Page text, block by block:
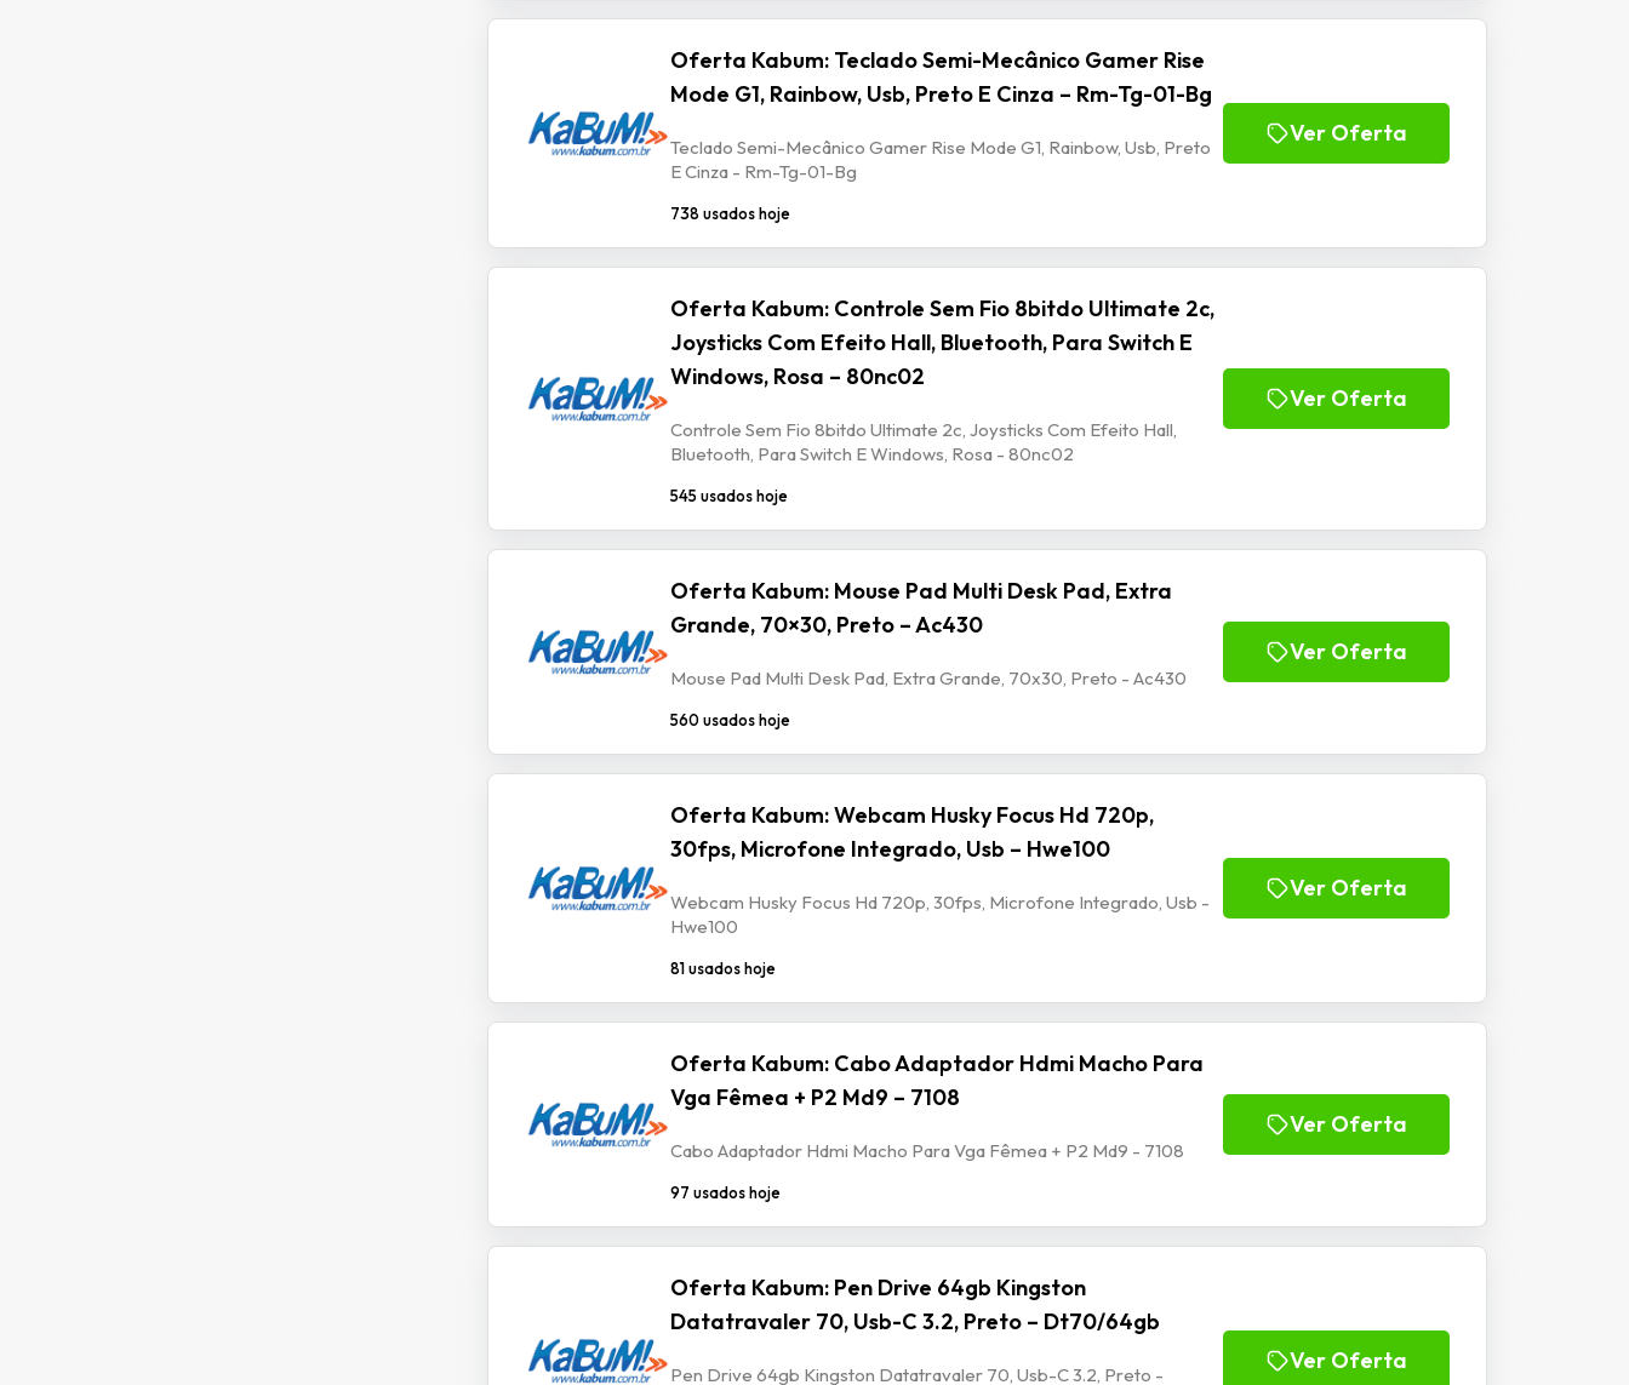
Oferta Kabum: Teclado Semi-Mecânico Gamer Rise
Mode G1, Rainbow, Usb, Preto E Cinza – Rm-Tg-01-Bg
Teclado Semi-Mecânico Gamer Rise Mode G1, Rainbow, Usb, Preto
E Cinza - Rm-Tg-01-Bg
738 usados hoje
Ver Oferta
Oferta Kabum: Controle Sem Fio 8bitdo Ultimate 2c,
Joysticks Com Efeito Hall, Bluetooth, Para Switch E
Windows, Rosa – 80nc02
Controle Sem Fio 8bitdo Ultimate 2c, Joysticks Com Efeito Hall,
Bluetooth, Para Switch E Windows, Rosa - 80nc02
545 usados hoje
Ver Oferta
Oferta Kabum: Mouse Pad Multi Desk Pad, Extra
Grande, 70×30, Preto – Ac430
Mouse Pad Multi Desk Pad, Extra Grande, 70x30, Preto - Ac430
560 usados hoje
Ver Oferta
Oferta Kabum: Webcam Husky Focus Hd 720p,
30fps, Microfone Integrado, Usb – Hwe100
Webcam Husky Focus Hd 720p, 30fps, Microfone Integrado, Usb -
Hwe100
81 usados hoje
Ver Oferta
Oferta Kabum: Cabo Adaptador Hdmi Macho Para
Vga Fêmea + P2 Md9 – 7108
Cabo Adaptador Hdmi Macho Para Vga Fêmea + P2 Md9 - 7108
97 usados hoje
Ver Oferta
Oferta Kabum: Pen Drive 64gb Kingston
Datatravaler 70, Usb-C 3.2, Preto – Dt70/64gb
Pen Drive 64gb Kingston Datatravaler 70, Usb-C 3.2, Preto -
Ver Oferta